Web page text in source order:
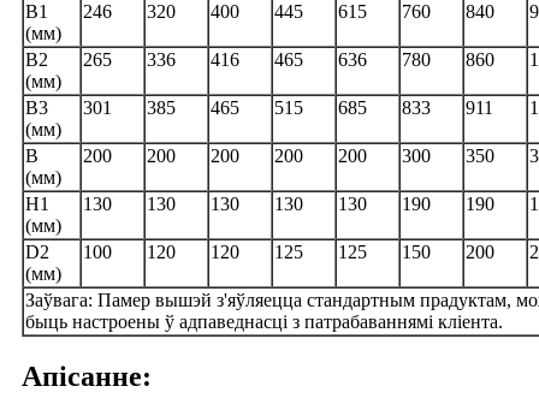
B1
(мм)
246 320 400 445 615 760 840
B2
(мм)
265 336 416 465 636 780 860
B3
(мм)
301 385 465 515 685 833 911
В
(мм)
200 200 200 200 200 300 350
H1
(мм)
130 130 130 130 130 190 190
D2
(мм)
100 120 120 125 125 150 200
Заўвага: Памер вышэй з'яўляецца стандартным прадуктам,
быць настроены ў адпаведнасці з патрабаваннямі кліента.
Апісанне: